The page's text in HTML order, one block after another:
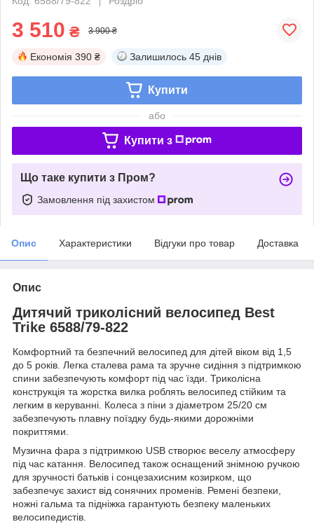
3 510 ₴ 3 900 ₴
Економія 390 ₴ Залишилось 45 днів
Купити
або
Купити з
Що таке купити з Пром?
Замовлення під захистом
Опис Характеристики Відгуки про товар Доставка
Опис
Дитячий триколісний велосипед Best
Trike 6588/79-822
Комфортний та безпечний велосипед для дітей віком від 1,5
до 5 років. Легка сталева рама та зручне сидіння з підтримкою
спини забезпечують комфорт під час їзди. Триколісна
конструкція та жорстка вилка роблять велосипед стійким та
легким в керуванні. Колеса з піни з діаметром 25/20 см
забезпечують плавну поїздку будь-якими дорожніми
покриттями.
Музична фара з підтримкою USB створює веселу атмосферу
під час катання. Велосипед також оснащений знімною ручкою
для зручності батьків і сонцезахисним козирком, що
забезпечує захист від сонячних променів. Ремені безпеки,
ножні гальма та підніжка гарантують безпеку маленьких
велосипедистів.